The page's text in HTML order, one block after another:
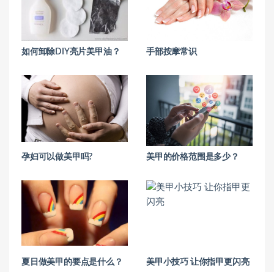
如何卸除DIY亮片美甲油？ 手部按摩常识
孕妇可以做美甲吗? 美甲的价格范围是多少？
夏日做美甲的要点是什么？ 美甲小技巧 让你指甲更闪亮